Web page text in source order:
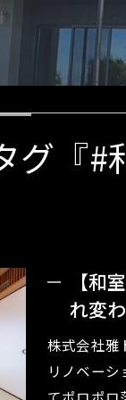
グ『#
【和
れ変
株式会社雅
リノベー